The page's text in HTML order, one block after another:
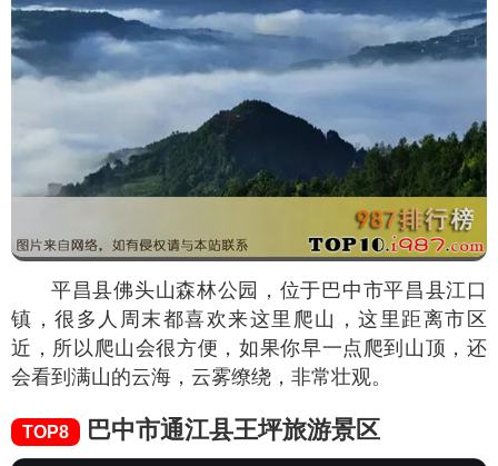
平昌县佛头山森林公园，位于巴中市平昌县江口
镇，很多人周末都喜欢来这里爬山，这里距离市区
近，所以爬山会很方便，如果你早一点爬到山顶，还
会看到满山的云海，云雾缭绕，非常壮观。
TOP8 巴中市通江县王坪旅游景区